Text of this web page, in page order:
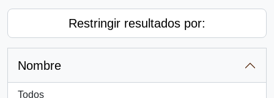
Restringir resultados por:
Nombre
Todos